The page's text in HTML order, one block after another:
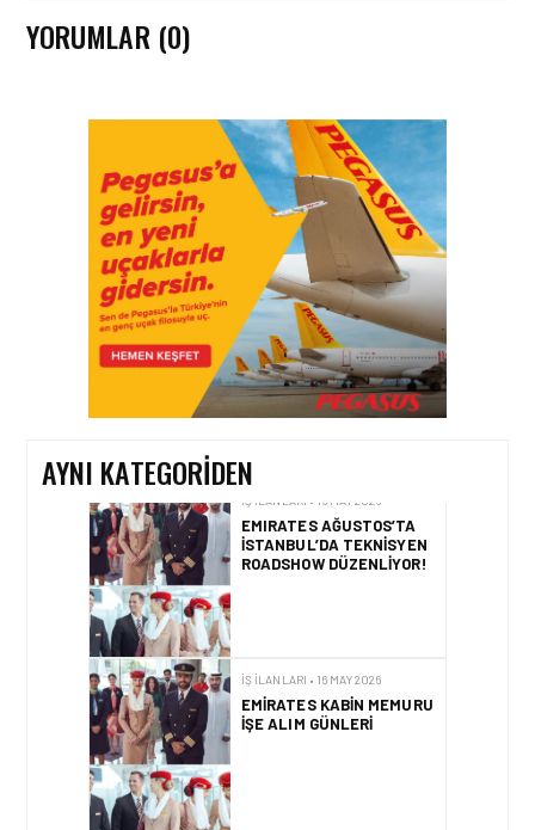
YORUMLAR (0)
AYNI KATEGORIDEN
BÜYÜYOR! 2026 AÇIK
POZISYONLAR
İŞ İLANLARI • 16 MAY 2026
YENI DÖNEM BAŞLIYOR VE
EKIP ARKADAŞLARI
ARANIYOR
İSTANBUL’DA TEKNISYEN